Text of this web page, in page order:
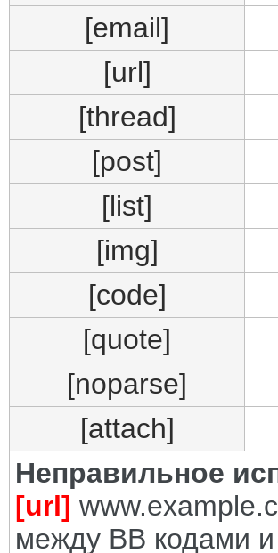
[email]
[url]
[thread]
[post]
[list]
[img]
[code]
[quote]
[noparse]
[attach]
Неправильное
[url]
между BB кодами и